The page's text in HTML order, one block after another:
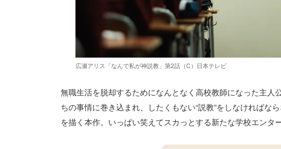
広瀬アリス「なんで私が神説教」第2話（C）日本テレビ
無職生活を脱却するためになんとなく高校教師になった主人
ちの事情に巻き込まれ、したくもない“説教”をしなければな
を描く本作。いっぱい笑えてスカっとする新たな学校エンタ